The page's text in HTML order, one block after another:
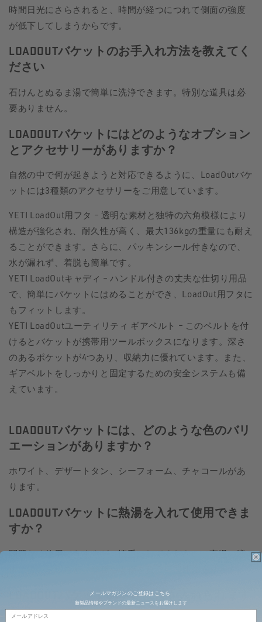
時間日光にさらされると、時間が経つにつれて側面の強度
が低下してしまうからです。
LOADOUTバケットのお手入れ方法を教えてく
ださい
石けんとぬるま湯で簡単に洗浄できます。特別な道具は必
要ありません。
LOADOUTバケットにはどのようなオプション
とアクセサリーがありますか？
自然の中で何が起きようと対応できるように、LoadOutバケ
ットには3種類のアクセサリーをご用意しています。
YETI LoadOut用フタ – 透明な素材と独特の六角模様により
構造が強化され、耐久性が高く、最大136kgの重量にも耐え
ることができます。さらに、パッキンシール付きなので、
水が漏れず、着脱も簡単です。
YETI LoadOutキャディ – ハンドル付きの丈夫な仕切り用品
で、簡単にバケットにはめることができ、LoadOut用フタに
もフィットします。
YETI LoadOutユーティリティ ギアベルト – このベルトを付
けるとバケットが携帯用ツールボックスになります。深さ
のあるポケットが4つあり、収納力に優れています。また、
ギアベルトをしっかりと固定するための安全システムも備
えています。
LOADOUTバケットには、どのような色のバリ
エーションがありますか？
ホワイト、デザートタン、シーフォーム、チャコールがあ
ります。
LOADOUTバケットに熱湯を入れて使用できま
すか？
問題なく使用できますが、慎重にしてください。高温の液
LOADOUTバケットの中には何を入れられます
か？
メールマガジンのご登録はこちら
新製品情報やブランドの最新ニュースをお届けします
Email